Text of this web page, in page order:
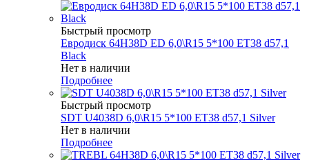
Быстрый просмотр
Евродиск 64H38D ED 6,0\R15 5*100 ET38 d57,1
Black
Нет в наличии
Подробнее
Быстрый просмотр
SDT U4038D 6,0\R15 5*100 ET38 d57,1 Silver
Нет в наличии
Подробнее